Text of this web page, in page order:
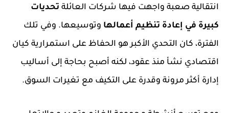
انتقالية صعبة واجهت فيها شركات العائلة تحديات
كبيرة في إعادة تنظيم أعمالها وتوسيعها. وفي تلك
الفترة، كان التحدي الأكبر هو الحفاظ على استمرارية كيان
اقتصادي نشأ منذ عقود، لكنه أصبح بحاجة إلى أساليب
إدارة أكثر مرونة وقدرة على التكيف مع تغيرات السوق.